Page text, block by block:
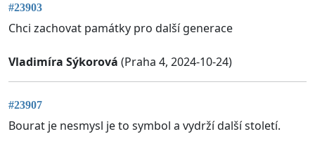
#23903
Chci zachovat památky pro další generace
Vladimíra Sýkorová (Praha 4, 2024-10-24)
#23907
Bourat je nesmysl je to symbol a vydrží další století.